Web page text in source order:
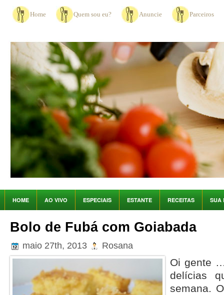
Home Quem sou eu? Anuncie Parceiros
HOME AO VIVO ESPECIAIS ESTANTE RECEITAS SUA
Bolo de Fubá com Goiabada
maio 27th, 2013 Rosana
Oi gente
delícias
semana.